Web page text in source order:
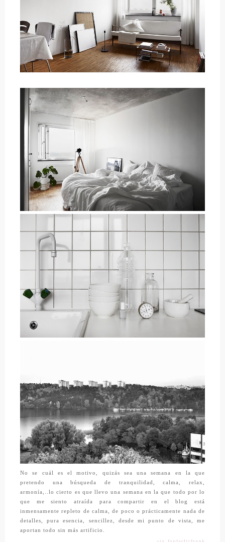
No se cuál es el motivo, quizás sea una semana en la que
pretendo una búsqueda de tranquilidad, calma, relax,
armonía,..lo cierto es que llevo una semana en la que todo por lo
que me siento atraída para compartir en el blog está
inmensamente repleto de calma, de poco o prácticamente nada de
detalles, pura esencia, sencillez, desde mi punto de vista, me
aportan todo sin más artificio.